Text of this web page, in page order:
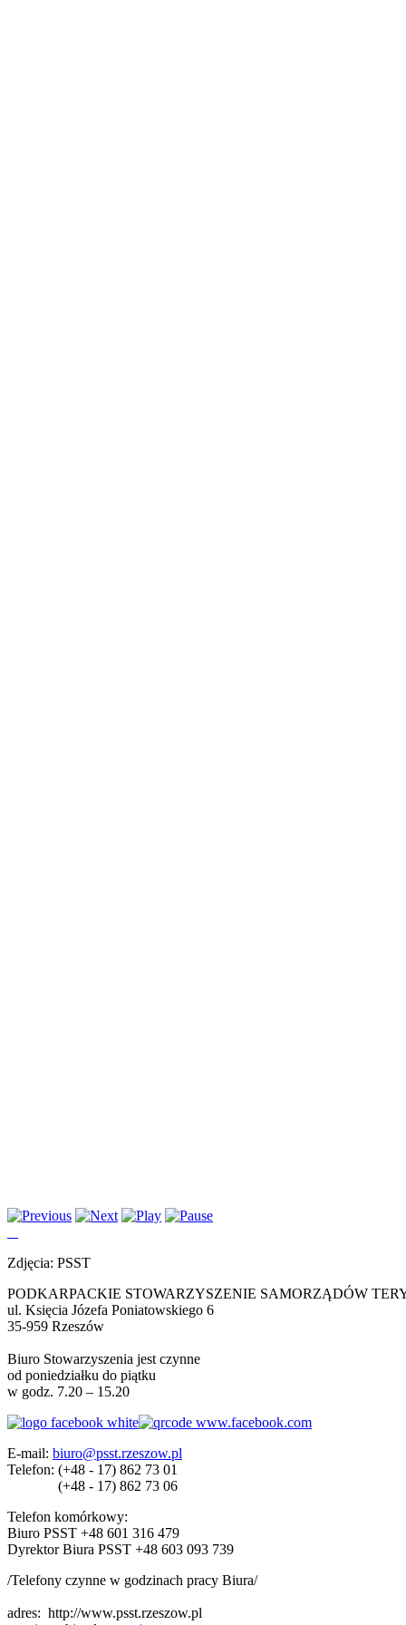
Zdjęcia: PSST
PODKARPACKIE STOWARZYSZENIE SAMORZĄDÓW
ul. Księcia Józefa Poniatowskiego 6
35-959 Rzeszów
Biuro Stowarzyszenia jest czynne
od poniedziałku do piątku
w godz. 7.20 – 15.20
E-mail: biuro@psst.rzeszow.pl
Telefon: (+48 - 17) 862 73 01
(+48 - 17) 862 73 06
Telefon komórkowy:
Biuro PSST +48 601 316 479
Dyrektor Biura PSST +48 603 093 739
/Telefony czynne w godzinach pracy Biura/
adres: http://www.psst.rzeszow.pl